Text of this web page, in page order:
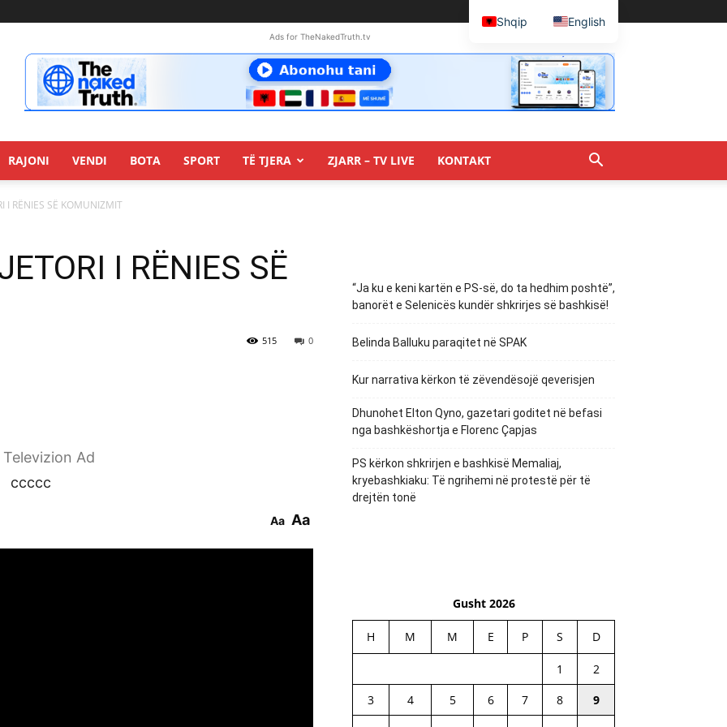
Ads for TheNakedTruth.tv
RAJONI VENDI BOTA SPORT TË TJERA ZJARR – TV LIVE KONTAKT
I RËNIES SË KOMUNIZMIT
I RËNIES SË
0
515
Ad
ccccc
Aa Aa
“Ja ku e keni kartën e PS-së, do ta hedhim poshtë”,
banorët e Selenicës kundër shkrirjes së bashkisë!
Belinda Balluku paraqitet në SPAK
Kur narrativa kërkon të zëvendësojë qeverisjen
Dhunohet Elton Qyno, gazetari goditet në befasi
nga bashkëshortja e Florenc Çapjas
PS kërkon shkrirjen e bashkisë Memaliaj,
kryebashkiaku: Të ngrihemi në protestë për të
drejtën tonë
Gusht 2026
H M M E P S D
1
2
3
4 5 6 7 8
9
Shqip English